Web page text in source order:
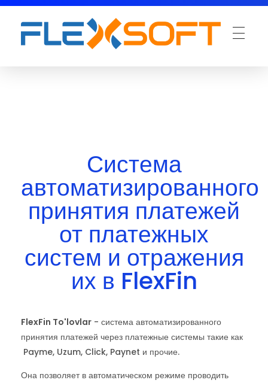
Система
автоматизированного
принятия платежей
от платежных
систем и отражения
их в FlexFin
FlexFin To'lovlar - система автоматизированного
принятия платежей через платежные системы такие как
Payme, Uzum, Click, Paynet и прочие.
Она позволяет в автоматическом режиме проводить